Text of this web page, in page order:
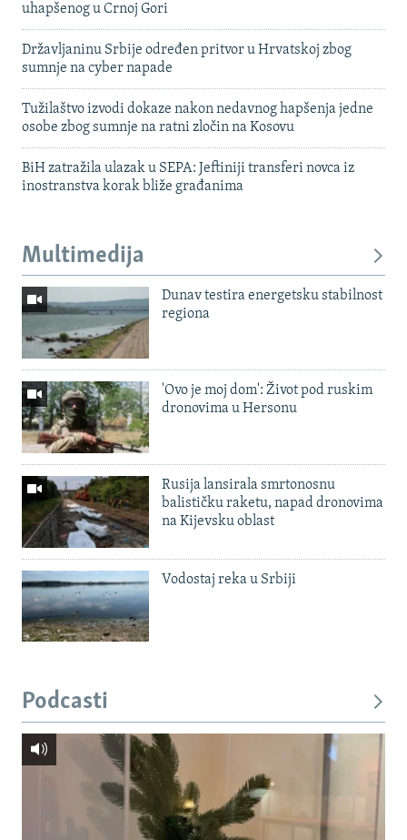
uhapšenog u Crnoj Gori
Državljaninu Srbije određen pritvor u Hrvatskoj zbog
sumnje na cyber napade
Tužilaštvo izvodi dokaze nakon nedavnog hapšenja jedne
osobe zbog sumnje na ratni zločin na Kosovu
BiH zatražila ulazak u SEPA: Jeftiniji transferi novca iz
inostranstva korak bliže građanima
Multimedija
Dunav testira energetsku stabilnost
regiona
'Ovo je moj dom': Život pod ruskim
dronovima u Hersonu
Rusija lansirala smrtonosnu
balističku raketu, napad dronovima
na Kijevsku oblast
Vodostaj reka u Srbiji
Podcasti